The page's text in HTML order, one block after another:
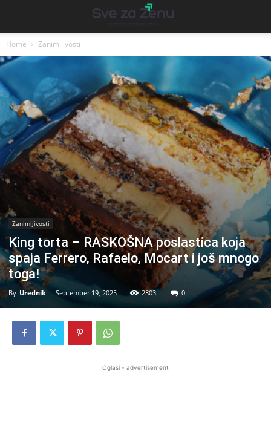
Home Zanimljivosti
Zanimljivosti
King torta – RASKOŠNA poslastica koja
spaja Ferrero, Rafaelo, Mocart i još mnogo
toga!
By Urednik - September 19, 2025 2803 0
Oglasi - advertisement